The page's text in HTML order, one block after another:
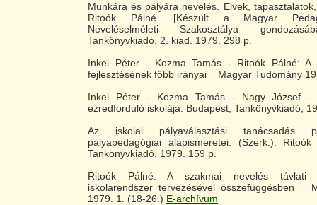
Munkára és pályára nevelés. Elvek,
Ritoók Pálné. [Készült a Magyar
Neveléselméleti Szakosztálya
Tankönyvkiadó, 2. kiad. 1979. 298 p.
Inkei Péter - Kozma Tamás - Ritoók Pálné: A
fejlesztésének főbb irányai = Magyar Tudomány
Inkei Péter - Kozma Tamás - Nagy József -
ezredforduló iskolája. Budapest, Tankönyvkiadó,
Az iskolai pályaválasztási tanácsadás
pályapedagógiai alapismeretei. (Szerk.):
Tankönyvkiadó, 1979. 159 p.
Ritoók Pálné: A szakmai nevelés távlati
iskolarendszer tervezésével összefüggésben =
1979. 1. (18-26.) E-archívum